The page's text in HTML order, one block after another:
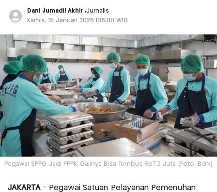
Dani Jumadil Akhir ,Jurnalis
Kamis, 15 Januari 2026 |05:00 WIB
Pegawai SPPG Jadi PPPK, Gajinya Bisa Tembus Rp7,3 Juta (Foto: BGN)
JAKARTA - Pegawai Satuan Pelayanan Pemenuhan